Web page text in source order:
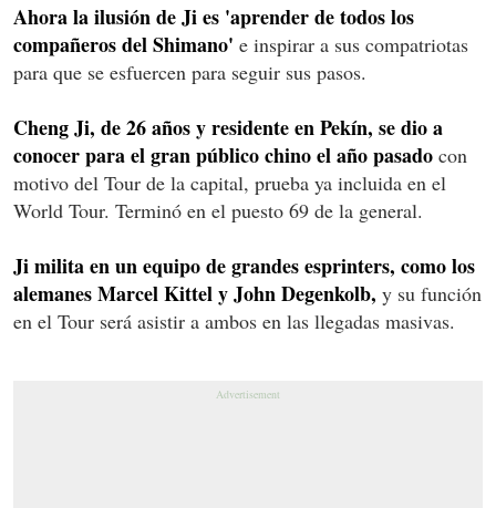
Ahora la ilusión de Ji es 'aprender de todos los
compañeros del Shimano' e inspirar a sus compatriotas
para que se esfuercen para seguir sus pasos.
Cheng Ji, de 26 años y residente en Pekín, se dio a
conocer para el gran público chino el año pasado con
motivo del Tour de la capital, prueba ya incluida en el
World Tour. Terminó en el puesto 69 de la general.
Ji milita en un equipo de grandes esprinters, como los
alemanes Marcel Kittel y John Degenkolb, y su función
en el Tour será asistir a ambos en las llegadas masivas.